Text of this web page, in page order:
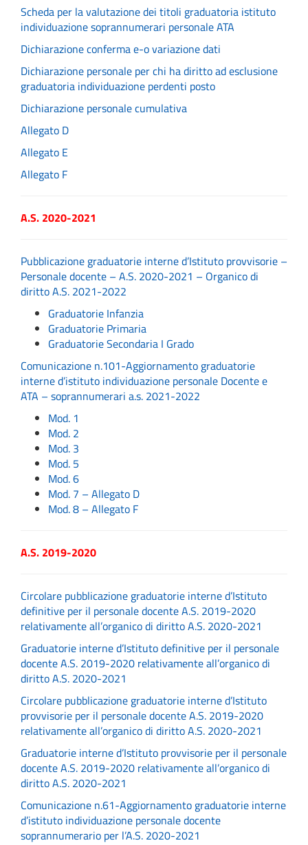
Scheda per la valutazione dei titoli graduatoria istituto
individuazione soprannumerari personale ATA
Dichiarazione conferma e-o variazione dati
Dichiarazione personale per chi ha diritto ad esclusione
graduatoria individuazione perdenti posto
Dichiarazione personale cumulativa
Allegato D
Allegato E
Allegato F
A.S. 2020-2021
Pubblicazione graduatorie interne d’Istituto provvisorie –
Personale docente – A.S. 2020-2021 – Organico di
diritto A.S. 2021-2022
Graduatorie Infanzia
Graduatorie Primaria
Graduatorie Secondaria I Grado
Comunicazione n.101-Aggiornamento graduatorie
interne d’istituto individuazione personale Docente e
ATA – soprannumerari a.s. 2021-2022
Mod. 1
Mod. 2
Mod. 3
Mod. 5
Mod. 6
Mod. 7 – Allegato D
Mod. 8 – Allegato F
A.S. 2019-2020
Circolare pubblicazione graduatorie interne d’Istituto
definitive per il personale docente A.S. 2019-2020
relativamente all’organico di diritto A.S. 2020-2021
Graduatorie interne d’Istituto definitive per il personale
docente A.S. 2019-2020 relativamente all’organico di
diritto A.S. 2020-2021
Circolare pubblicazione graduatorie interne d’Istituto
provvisorie per il personale docente A.S. 2019-2020
relativamente all’organico di diritto A.S. 2020-2021
Graduatorie interne d’Istituto provvisorie per il personale
docente A.S. 2019-2020 relativamente all’organico di
diritto A.S. 2020-2021
Comunicazione n.61-Aggiornamento graduatorie interne
d’istituto individuazione personale docente
soprannumerario per l’A.S. 2020-2021